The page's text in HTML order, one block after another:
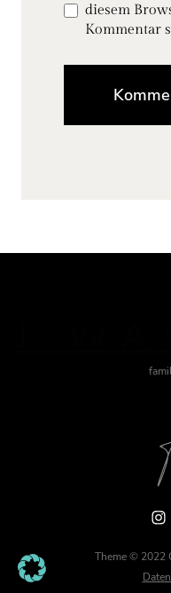
diesem
Kommentar
Instagram
Theme © 2022